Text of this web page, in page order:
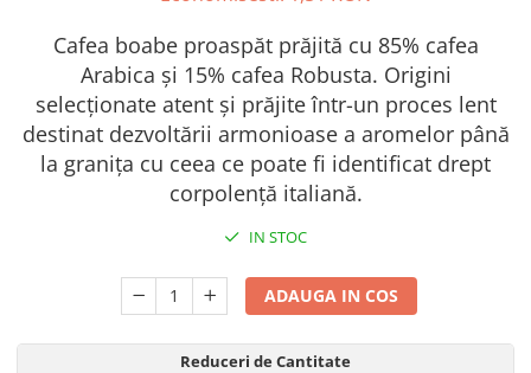
Cafea macinata
Cafea boabe proaspăt prăjită cu 85% cafea
Arabica și 15% cafea Robusta. Origini
selecționate atent și prăjite într-un proces lent
destinat dezvoltării armonioase a aromelor până
la granița cu ceea ce poate fi identificat drept
corpolență italiană.
IN STOC
ADAUGA IN COS
Reduceri de Cantitate